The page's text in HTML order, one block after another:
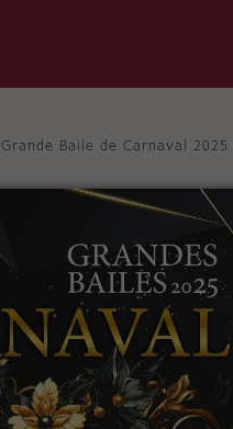
Grande Baile de Carnaval 2025